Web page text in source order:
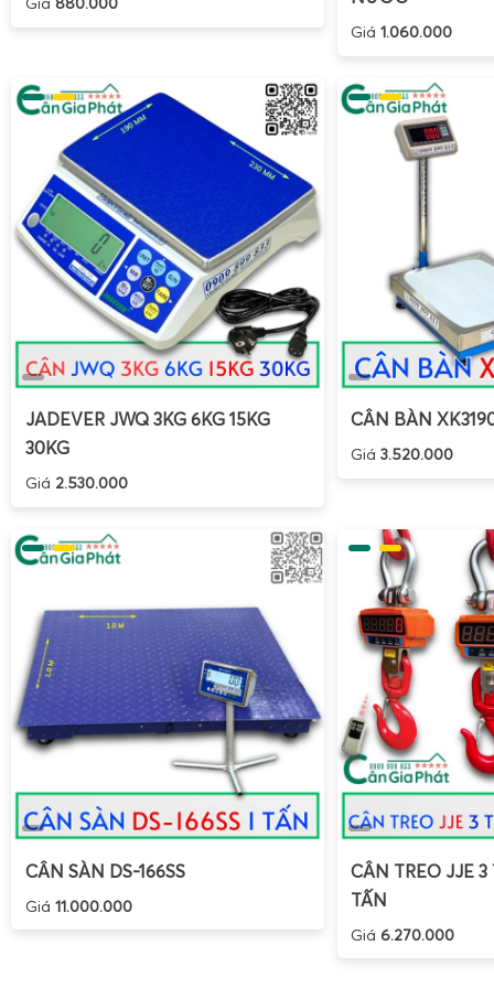
Loại màn hình hiển thị
cần di chuyển nhiều; tương thích với nguồn điện tại
Dịch vụ hậu mãi
: đơn vị cung cấp có hỗ trợ miễn phí
vựa, bảo dưỡng và sửa cân điện tử cân sầu riêng
không.
Khi đáp ứng đầy đủ các tiêu chí trên, cân điện tử cân sầu
thành công cụ đo lường tin cậy, giúp quản lý chặt chẽ
tối ưu chi phí, nâng cao uy tín với đối tác trong và ngoài
của đơn vị chuyên sâu như Cân Điện Tử Gia Phát giúp các
tâm tập trung vào sản xuất, còn việc lựa chọn, lắp đặt,
chống nước cân sầu riêng đông lạnh đã có đội ngũ kỹ thuật
trợ.
Giá1.060.000
JADEVER JWQ 3KG 6KG 15KG
30KG
Giá 2.530.000
CÂN BÀN
Giá3.520.000
CÂN SÀN DS-166SS
Giá 11.000.000
CÂN TREO JJE
TẤN
Giá6.270.000